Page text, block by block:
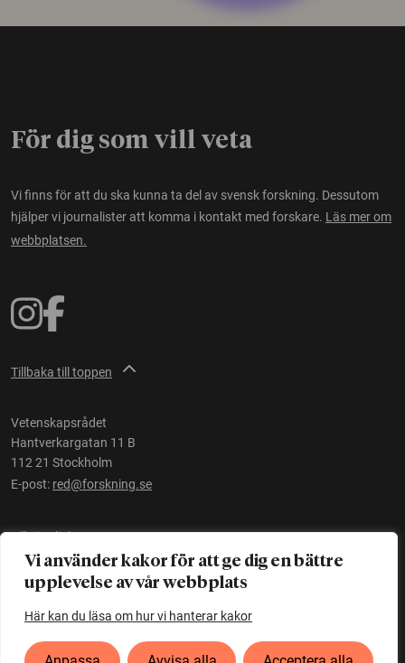
Vi använder kakor för att ge dig en bättre
upplevelse av vår webbplats
Här kan du läsa om hur vi hanterar kakor
För dig som vill veta
Vi finns för att du ska kunna ta del av svensk forskning. Dessutom
hjälper vi journalister att komma i kontakt med forskare. Läs mer om
webbplatsen.
Tillbaka till toppen
Vetenskapsrådet
Hantverkargatan 11 B
112 21 Stockholm
E-post: red@forskning.se
Tillgänglighet
Ett initiativ avVetenskapsrådet